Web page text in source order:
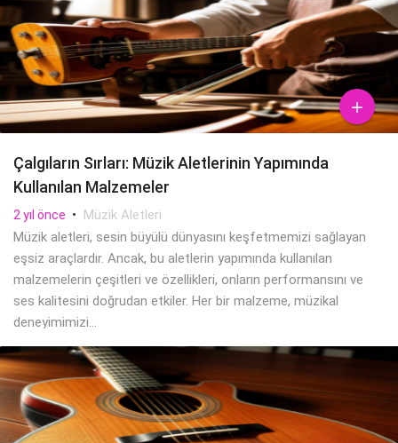

Çalgıların Sırları: Müzik Aletlerinin Yapımında
Kullanılan Malzemeler
2 yıl önce • Müzik Aletleri
Müzik aletleri, sesin büyülü dünyasını keşfetmemizi sağlayan
eşsiz araçlardır. Ancak, bu aletlerin yapımında kullanılan
malzemelerin çeşitleri ve özellikleri, onların performansını ve
ses kalitesini doğrudan etkiler. Her bir malzeme, müzikal
deneyimimizi...